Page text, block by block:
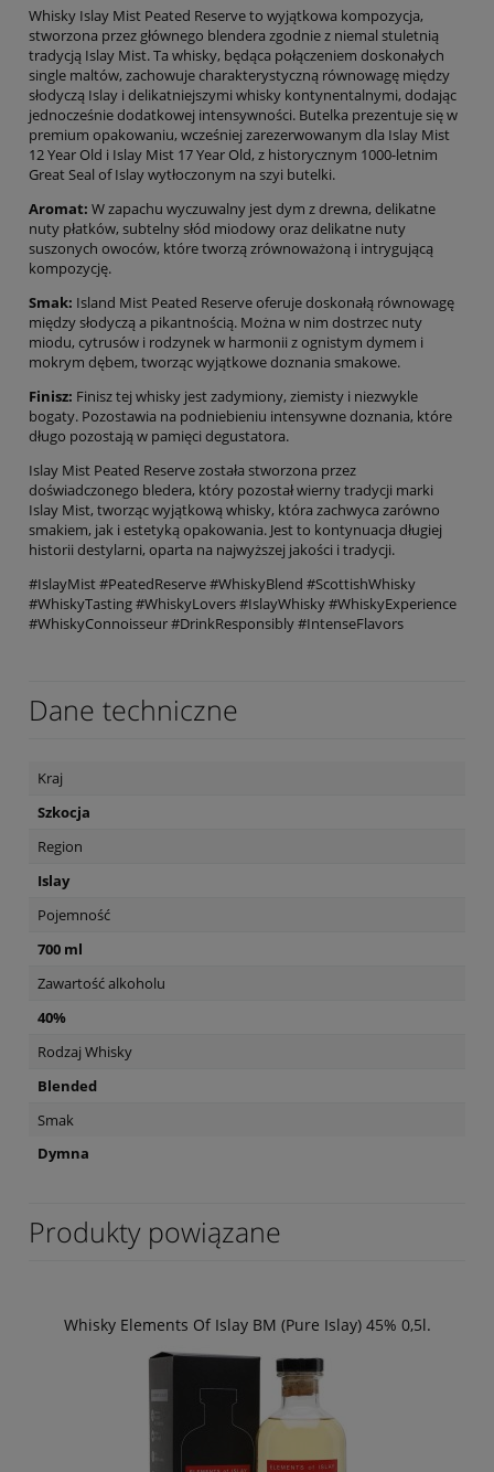
Whisky Islay Mist Peated Reserve to wyjątkowa kompozycja,
stworzona przez głównego blendera zgodnie z niemal stuletnią
tradycją Islay Mist. Ta whisky, będąca połączeniem doskonałych
single maltów, zachowuje charakterystyczną równowagę między
słodyczą Islay i delikatniejszymi whisky kontynentalnymi, dodając
jednocześnie dodatkowej intensywności. Butelka prezentuje się w
premium opakowaniu, wcześniej zarezerwowanym dla Islay Mist
12 Year Old i Islay Mist 17 Year Old, z historycznym 1000-letnim
Great Seal of Islay wytłoczonym na szyi butelki.
Aromat: W zapachu wyczuwalny jest dym z drewna, delikatne
nuty płatków, subtelny słód miodowy oraz delikatne nuty
suszonych owoców, które tworzą zrównoważoną i intrygującą
kompozycję.
Smak: Island Mist Peated Reserve oferuje doskonałą równowagę
między słodyczą a pikantnością. Można w nim dostrzec nuty
miodu, cytrusów i rodzynek w harmonii z ognistym dymem i
mokrym dębem, tworząc wyjątkowe doznania smakowe.
Finisz: Finisz tej whisky jest zadymiony, ziemisty i niezwykle
bogaty. Pozostawia na podniebieniu intensywne doznania, które
długo pozostają w pamięci degustatora.
Islay Mist Peated Reserve została stworzona przez
doświadczonego bledera, który pozostał wierny tradycji marki
Islay Mist, tworząc wyjątkową whisky, która zachwyca zarówno
smakiem, jak i estetyką opakowania. Jest to kontynuacja długiej
historii destylarni, oparta na najwyższej jakości i tradycji.
#IslayMist #PeatedReserve #WhiskyBlend #ScottishWhisky
#WhiskyTasting #WhiskyLovers #IslayWhisky #WhiskyExperience
#WhiskyConnoisseur #DrinkResponsibly #IntenseFlavors
Dane techniczne
Kraj
Szkocja
Region
Islay
Pojemność
700 ml
Zawartość alkoholu
40%
Rodzaj Whisky
Blended
Smak
Dymna
Produkty powiązane
Whisky Elements Of Islay BM (Pure Islay) 45% 0,5l.